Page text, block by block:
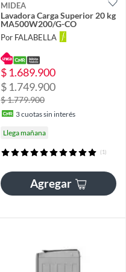
MIDEA
Lavadora Carga Superior 20 kg
MA500W200/G-CO
Por FALABELLA
$ 1.689.900
$ 1.749.900
$ 1.779.900
3cuotas sin interés
Llega mañana
(1)
Agregar